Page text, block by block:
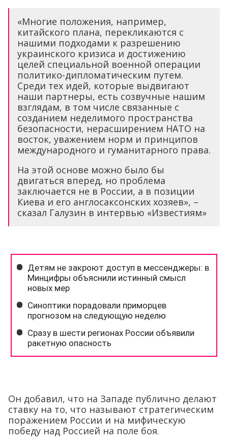
«Многие положения, например,
китайского плана, перекликаются с
нашими подходами к разрешению
украинского кризиса и достижению
целей специальной военной операции
политико-дипломатическим путем.
Среди тех идей, которые выдвигают
наши партнеры, есть созвучные нашим
взглядам, в том числе связанные с
созданием неделимого пространства
безопасности, нерасширением НАТО на
восток, уважением норм и принципов
международного и гуманитарного права.
На этой основе можно было бы
двигаться вперед, но проблема
заключается не в России, а в позиции
Киева и его англосаксонских хозяев», –
сказал Галузин в интервью «Известиям»
Он добавил, что на Западе публично делают
ставку на то, что называют стратегическим
поражением России и на мифическую
победу над Россией на поле боя.